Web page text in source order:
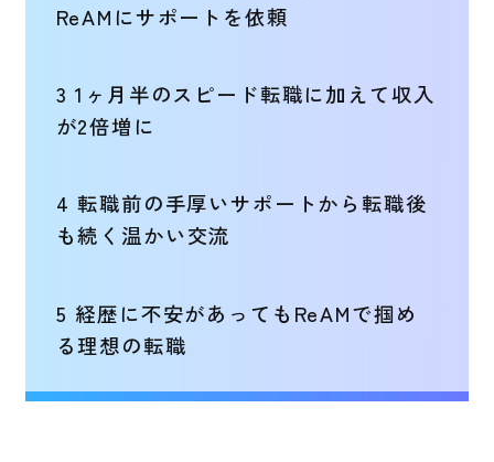
ReAMにサポートを依頼
3 1ヶ月半のスピード転職に加えて収入
が2倍増に
4 転職前の手厚いサポートから転職後
も続く温かい交流
5 経歴に不安があってもReAMで掴め
る理想の転職